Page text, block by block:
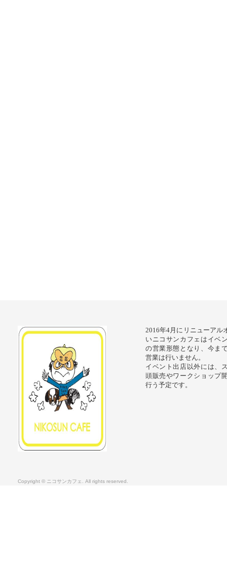
2016年4月にリニューアル
いニコサンカフェはイベ
の営業形態となり、今ま
営業は行いません。
イベント出店以外には、
頭販売やワークショップ
行う予定です。
Copyright © ニコサンカフェ. All rights reserved.